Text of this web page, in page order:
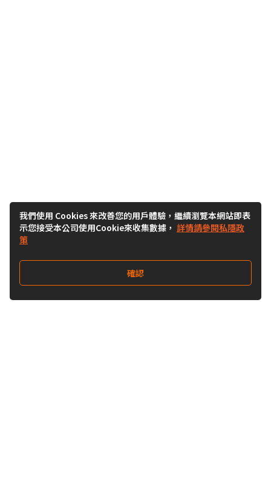
我們使用 Cookies 來改善您的用戶體驗，繼續瀏覽本網站即表
示您接受本公司使用Cookie來收集數據， 詳情請參閱私隱政
策
確認